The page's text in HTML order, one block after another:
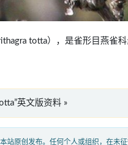
totta），是雀形目燕雀
英文版资料 »
站原创发布。任何个人或组织，在未